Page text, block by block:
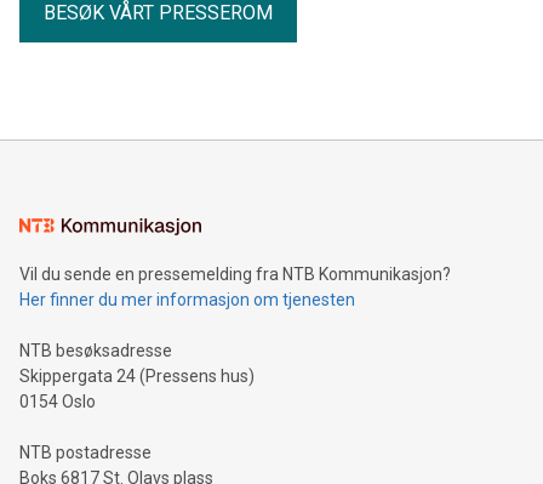
BESØK VÅRT PRESSEROM
Vil du sende en pressemelding fra NTB Kommunikasjon?
Her finner du mer informasjon om tjenesten
NTB besøksadresse
Skippergata 24 (Pressens hus)
0154 Oslo
NTB postadresse
Boks 6817 St. Olavs plass